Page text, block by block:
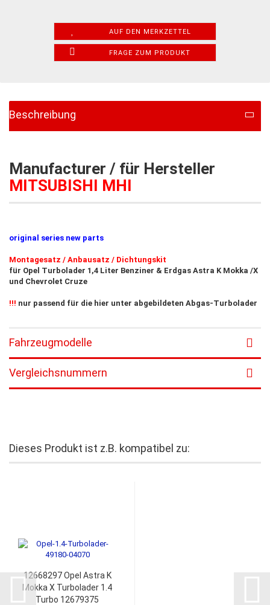
AUF DEN MERKZETTEL
FRAGE ZUM PRODUKT
Beschreibung
Manufacturer / für Hersteller
MITSUBISHI MHI
original series new parts
Montagesatz / Anbausatz / Dichtungskit
für Opel Turbolader 1,4 Liter Benziner & Erdgas Astra K Mokka /X
und Chevrolet Cruze
!!! nur passend für die hier unter abgebildeten Abgas-Turbolader
Fahrzeugmodelle
Vergleichsnummern
Dieses Produkt ist z.B. kompatibel zu:
12668297 Opel Astra K
Mokka X Turbolader 1.4
Turbo 12679375